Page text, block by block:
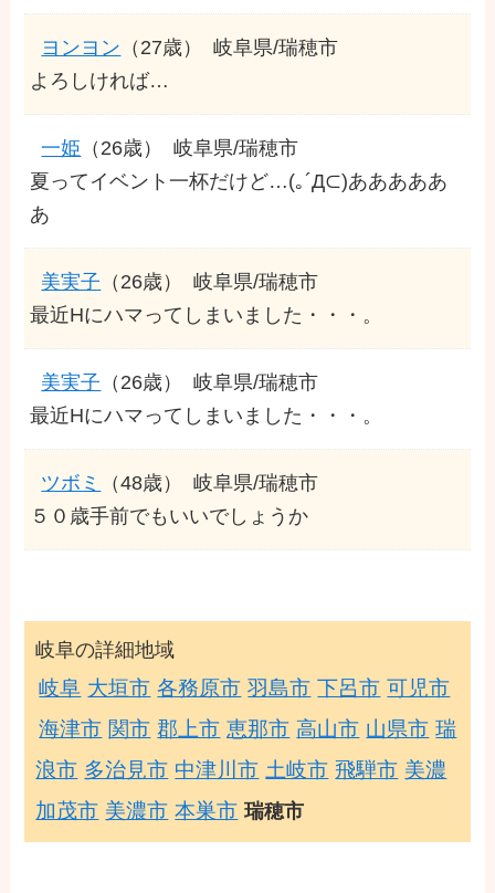
ヨンヨン （27歳）
岐阜県/瑞穂市
よろしければ…
一姫 （26歳）
岐阜県/瑞穂市
夏ってイベント一杯だけど…(｡´Д⊂)あああああ
あ
美実子 （26歳）
岐阜県/瑞穂市
最近Hにハマってしまいました・・・。
美実子 （26歳）
岐阜県/瑞穂市
最近Hにハマってしまいました・・・。
ツボミ （48歳）
岐阜県/瑞穂市
５０歳手前でもいいでしょうか
岐阜の詳細地域
岐阜 大垣市 各務原市 羽島市 下呂市 可児市
海津市 関市 郡上市 恵那市 高山市 山県市 瑞
浪市 多治見市 中津川市 土岐市 飛騨市 美濃
加茂市 美濃市 本巣市 瑞穂市